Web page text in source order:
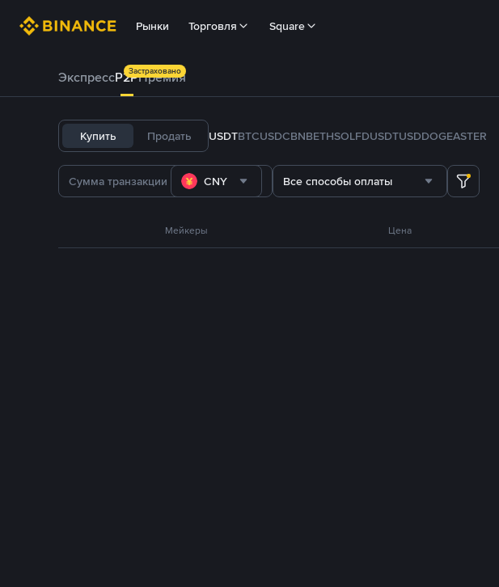
Рынки Торговля Square
ЭкспрессP2PПремия
Застраховано
Купить Продать USDTBTCUSDCBNBETHSOLFDUSDTUSDDOGEASTER
CNY Все способы оплаты
Мейкеры Цена